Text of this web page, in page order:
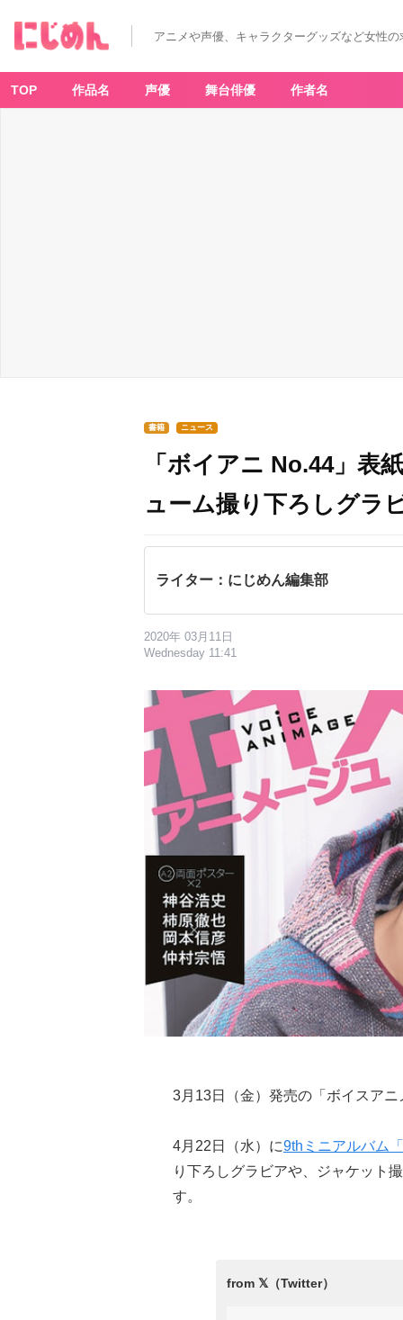
アニメや声優、キャラクターグッズなど女性
TOP 作品名 声優 舞台俳優 作者名
書籍 ニュース
「ボイアニ No.44」表
ューム撮り下ろしグラ
ライター：にじめん編集部
2020年 03月11日
Wednesday 11:41
3月13日（金）発売の「ボイスア
4月22日（水）に9thミニアルバム
り下ろしグラビアや、ジャケット
す。